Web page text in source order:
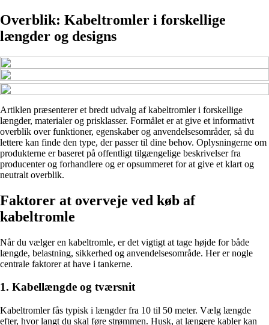
Overblik: Kabeltromler i forskellige
længder og designs
Artiklen præsenterer et bredt udvalg af kabeltromler i forskellige
længder, materialer og prisklasser. Formålet er at give et informativt
overblik over funktioner, egenskaber og anvendelsesområder, så du
lettere kan finde den type, der passer til dine behov. Oplysningerne om
produkterne er baseret på offentligt tilgængelige beskrivelser fra
producenter og forhandlere og er opsummeret for at give et klart og
neutralt overblik.
Faktorer at overveje ved køb af
kabeltromle
Når du vælger en kabeltromle, er det vigtigt at tage højde for både
længde, belastning, sikkerhed og anvendelsesområde. Her er nogle
centrale faktorer at have i tankerne.
1. Kabellængde og tværsnit
Kabeltromler fås typisk i længder fra 10 til 50 meter. Vælg længde
efter, hvor langt du skal føre strømmen. Husk, at længere kabler kan